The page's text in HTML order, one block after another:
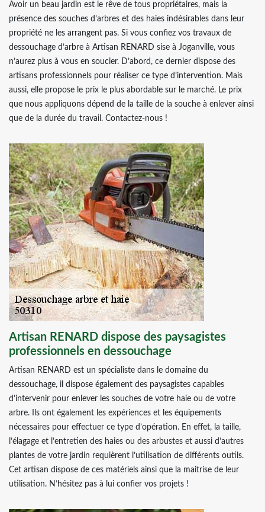
Avoir un beau jardin est le rêve de tous propriétaires, mais la
présence des souches d’arbres et des haies indésirables dans leur
propriété ne les arrangent pas. Si vous confiez vos travaux de
dessouchage d’arbre à Artisan RENARD sise à Joganville, vous
n’aurez plus à vous en soucier. D’abord, ce dernier dispose des
artisans professionnels pour réaliser ce type d’intervention. Mais
aussi, elle propose le prix le plus abordable sur le marché. Le prix
que nous appliquons dépend de la taille de la souche à enlever ainsi
que de la durée du travail. Contactez-nous !
Artisan RENARD dispose des paysagistes
professionnels en dessouchage
Artisan RENARD est un spécialiste dans le domaine du
dessouchage, il dispose également des paysagistes capables
d’intervenir pour enlever les souches de votre haie ou de votre
arbre. Ils ont également les expériences et les équipements
nécessaires pour effectuer ce type d’opération. En effet, la taille,
l’élagage et l’entretien des haies ou des arbustes et aussi d’autres
plantes de votre jardin requièrent l’utilisation de différents outils.
Cet artisan dispose de ces matériels ainsi que la maitrise de leur
utilisation. N’hésitez pas à lui confier vos projets !